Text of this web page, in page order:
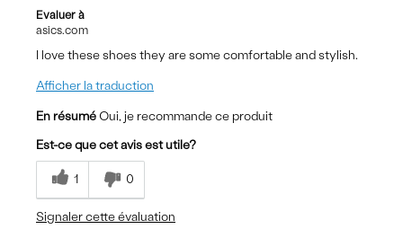
Evaluer à
asics.com
I love these shoes they are some comfortable and stylish.
Afficher la traduction
En résumé Oui, je recommande ce produit
Est-ce que cet avis est utile?
1 0
Signaler cette évaluation